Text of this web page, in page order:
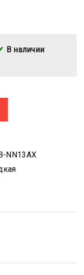
В наличии
NN13AX